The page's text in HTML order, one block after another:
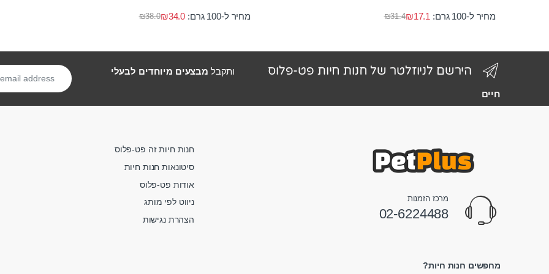
מחיר ל-100 גרם: ₪31.4₪17.1 מחיר ל-100 גרם: ₪38.0₪34.0
הירשם לניוזלטר של חנות חיות פט-פלוס ותקבל מבצעים מיוחדים לבעלי
חיים
מרכז הזמנות
02-6224488
מחפשים חנות חיות?
חנות חיות זה פט-פלוס
סיטונאות חנות חיות
אודות פט-פלוס
ניווט לפי מותג
הצהרת נגישות